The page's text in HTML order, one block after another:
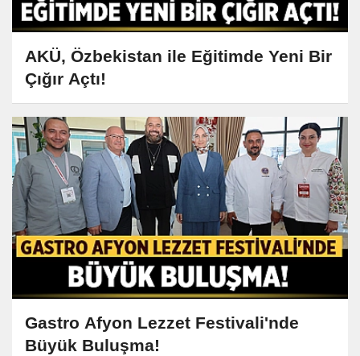
AKÜ, Özbekistan ile Eğitimde Yeni Bir
Çığır Açtı!
Gastro Afyon Lezzet Festivali'nde
Büyük Buluşma!